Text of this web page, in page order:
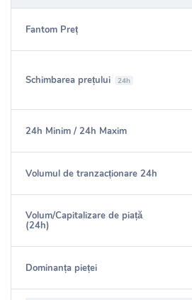
Fantom Preț
Schimbarea prețului 24h
24h Minim / 24h Maxim
Volumul de tranzacționare 24h
Volum/Capitalizare de piață
(24h)
Dominanța pieței